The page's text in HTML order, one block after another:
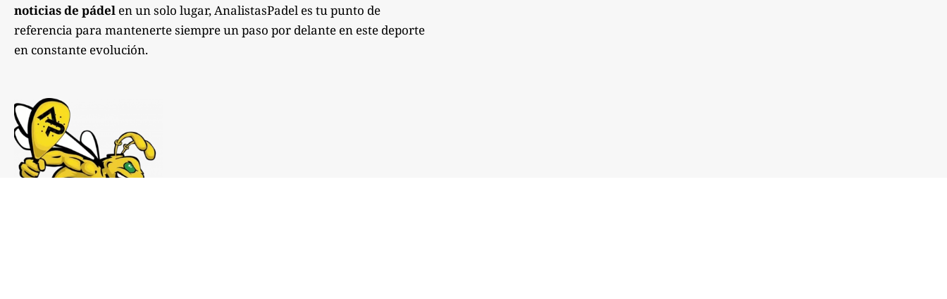
noticias de pádel en un solo lugar, AnalistasPadel es tu punto de
referencia para mantenerte siempre un paso por delante en este deporte
en constante evolución.